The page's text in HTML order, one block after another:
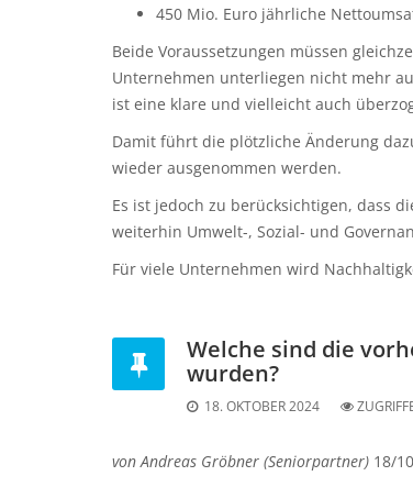
450 Mio. Euro jährliche
Beide Voraussetzungen müssen
Unternehmen unterliegen nicht mehr
ist eine klare und vielleicht auch
Damit führt die plötzliche Änderung
wieder ausgenommen werden.
Es ist jedoch zu berücksichtigen, dass
weiterhin Umwelt-, Sozial- und
Für viele Unternehmen wird
Welche sind die
wurden?
18. OKTOBER 2024
von Andreas Gröbner (Seniorpartner) 18/